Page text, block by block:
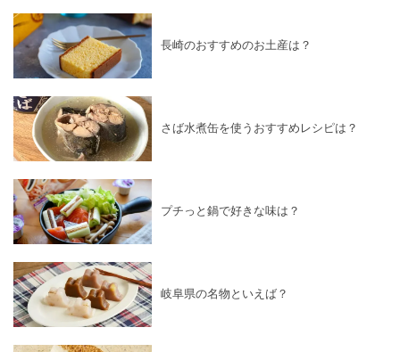
長崎のおすすめのお土産は？
さば水煮缶を使うおすすめレシピは？
プチっと鍋で好きな味は？
岐阜県の名物といえば？